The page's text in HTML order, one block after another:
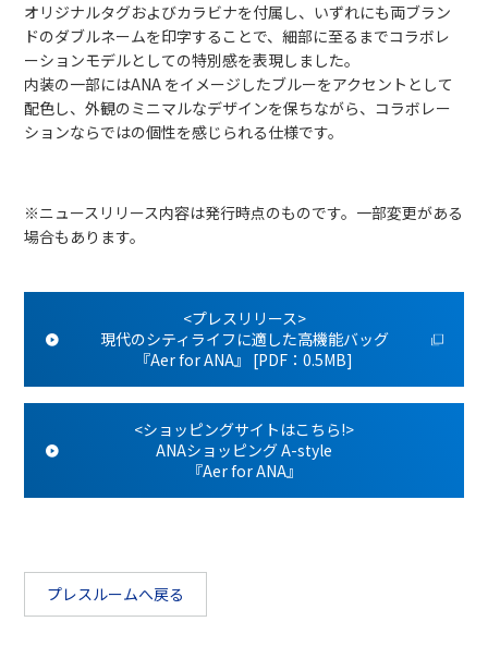
オリジナルタグおよびカラビナを付属し、いずれにも両ブラン
ドのダブルネームを印字することで、細部に至るまでコラボレ
ーションモデルとしての特別感を表現しました。
内装の一部にはANA をイメージしたブルーをアクセントとして
配色し、外観のミニマルなデザインを保ちながら、コラボレー
ションならではの個性を感じられる仕様です。
※ニュースリリース内容は発行時点のものです。一部変更がある
場合もあります。
<プレスリリース>
現代のシティライフに適した高機能バッグ
『Aer for ANA』 [PDF：0.5MB]
<ショッピングサイトはこちら!>
ANAショッピング A-style
『Aer for ANA』
プレスルームへ戻る